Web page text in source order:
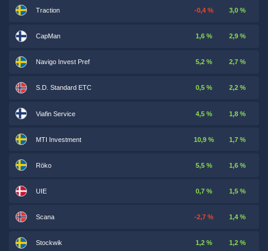
Traction -0,4 % 3,0 %
CapMan 1,6 % 2,9 %
Navigo Invest Pref 5,2 % 2,7 %
S.D. Standard ETC 0,5 % 2,2 %
Viafin Service 4,5 % 1,8 %
MTI Investment 10,9 % 1,7 %
Röko 5,5 % 1,6 %
UIE 0,7 % 1,5 %
Scana -2,7 % 1,4 %
Stockwik 1,2 % 1,2 %